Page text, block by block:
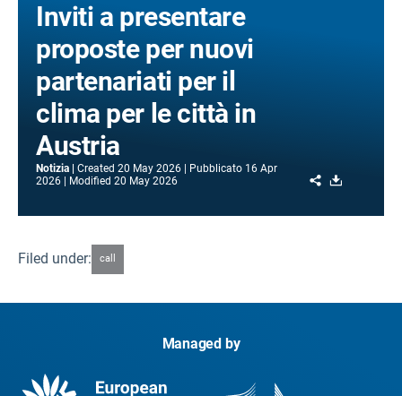
Inviti a presentare
proposte per nuovi
partenariati per il
clima per le città in
Austria
Notizia Created 20 May 2026 Pubblicato 16 Apr
2026
Modified 20 May 2026 Share
Filed under: call
Managed by